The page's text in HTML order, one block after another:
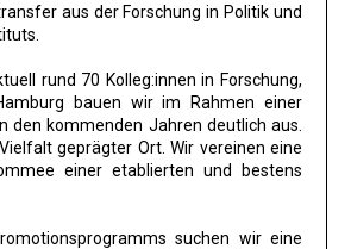
aus der Forschung in Politik und
rund 70 Kolleg:innen in Forschung,
bauen wir im Rahmen einer
den kommenden Jahren deutlich aus.
geprägter Ort. Wir vereinen eine
einer etablierten und bestens
suchen wir eine